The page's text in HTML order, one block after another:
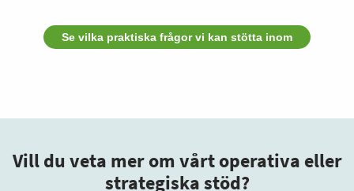
Se vilka praktiska frågor vi kan stötta inom
Vill du veta mer om vårt operativa eller
strategiska stöd?